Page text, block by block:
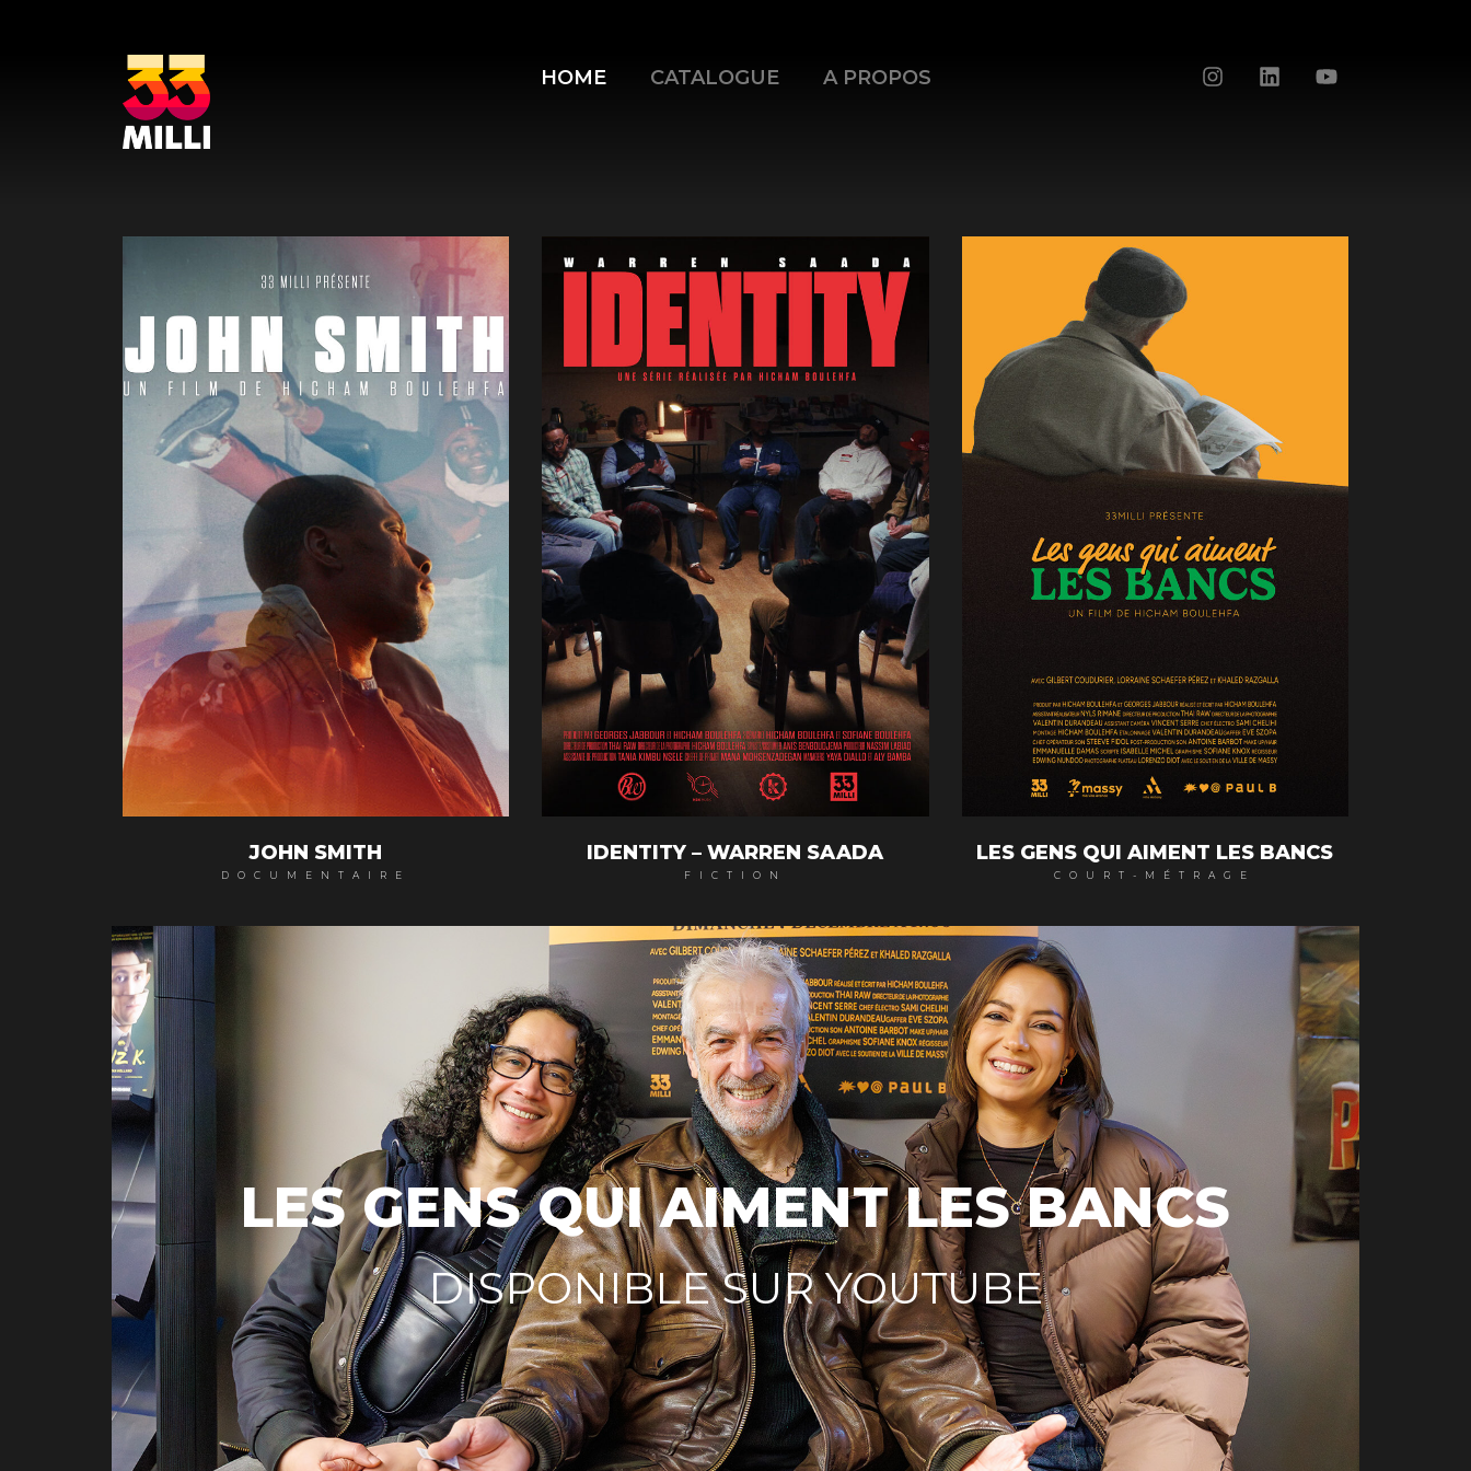
HOME CATALOGUE A PROPOS
JOHN SMITH
DOCUMENTAIRE
IDENTITY – WARREN SAADA
FICTION
LES GENS QUI AIMENT LES BANCS
COURT-MÉTRAGE
LES GENS QUI AIMENT LES BANCS
DISPONIBLE SUR YOUTUBE